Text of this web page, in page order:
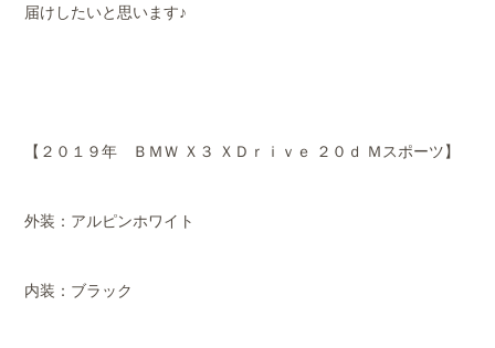
届けしたいと思います♪
【２０１９年 ＢＭＷ Ｘ３ ＸＤｒｉｖｅ ２０ｄ Ｍスポーツ】
外装：アルピンホワイト
内装：ブラック